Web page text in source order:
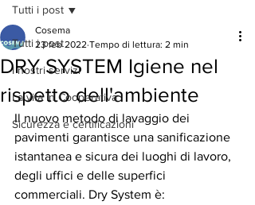
Tutti i post
I nostri servizi
La vita in Cooperativa
Sicurezza e certificazioni
Tutti i post
DRY SYSTEM Igiene nel
rispetto dell'ambiente
Cosema
23 feb 2022 Tempo di lettura: 2 min
Il nuovo metodo di lavaggio dei
pavimenti garantisce una sanificazione
istantanea e sicura dei luoghi di lavoro,
degli uffici e delle superfici
commerciali. Dry System è: